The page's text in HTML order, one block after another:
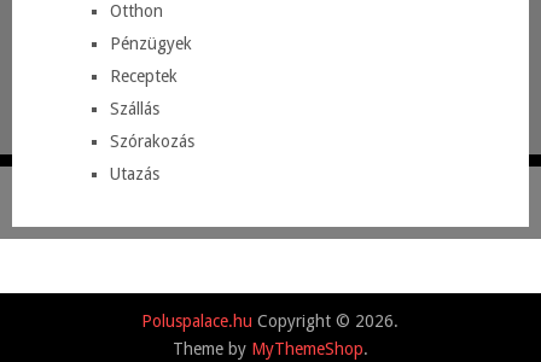
Otthon
Pénzügyek
Receptek
Szállás
Szórakozás
Utazás
Poluspalace.hu Copyright © 2026.
Theme by MyThemeShop.